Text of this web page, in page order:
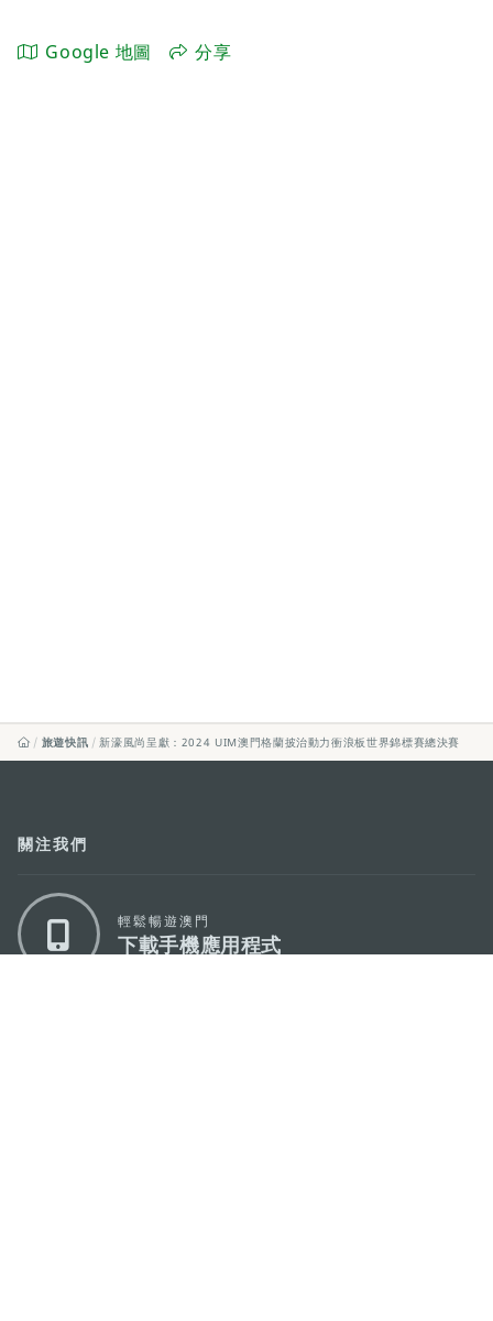
Google 地圖 分享
旅遊快訊 新濠風尚呈獻：2024 UIM澳門格蘭披治動力衝浪板世界錦標賽總決賽
關注我們
輕鬆暢遊澳門
下載手機應用程式